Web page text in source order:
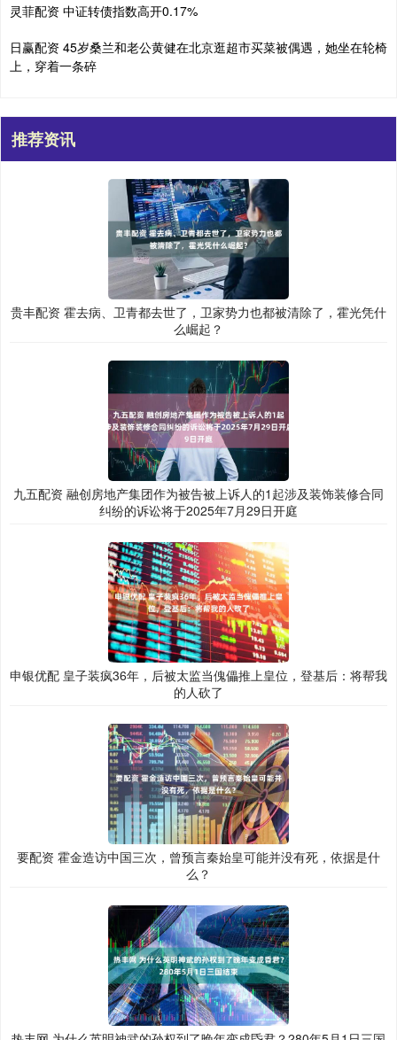
灵菲配资 中证转债指数高开0.17%
日赢配资 45岁桑兰和老公黄健在北京逛超市买菜被偶遇，她坐在轮椅
上，穿着一条碎
推荐资讯
贵丰配资 霍去病、卫青都去世了，卫家势力也都被清除了，霍光凭什
么崛起？
九五配资 融创房地产集团作为被告被上诉人的1起涉及装饰装修合同
纠纷的诉讼将于2025年7月29日开庭
申银优配 皇子装疯36年，后被太监当傀儡推上皇位，登基后：将帮我
的人砍了
要配资 霍金造访中国三次，曾预言秦始皇可能并没有死，依据是什
么？